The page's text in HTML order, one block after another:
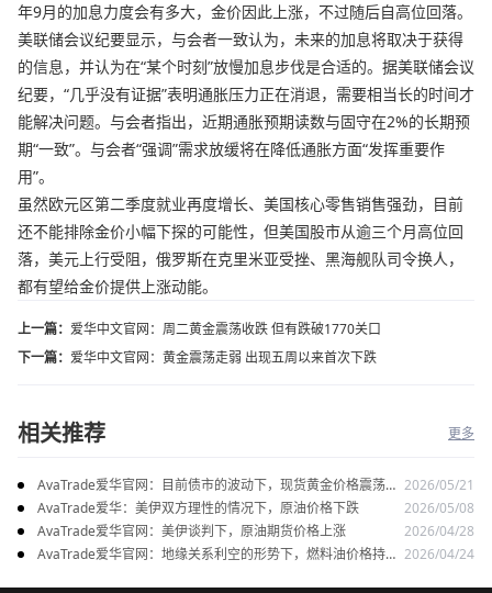
年9月的加息力度会有多大，金价因此上涨，不过随后自高位回落。
美联储会议纪要显示，与会者一致认为，未来的加息将取决于获得
的信息，并认为在“某个时刻”放慢加息步伐是合适的。据美联储会议
纪要，“几乎没有证据”表明通胀压力正在消退，需要相当长的时间才
能解决问题。与会者指出，近期通胀预期读数与固守在2%的长期预
期“一致”。与会者“强调”需求放缓将在降低通胀方面“发挥重要作
用”。
虽然欧元区第二季度就业再度增长、美国核心零售销售强劲，目前
还不能排除金价小幅下探的可能性，但美国股市从逾三个月高位回
落，美元上行受阻，俄罗斯在克里米亚受挫、黑海舰队司令换人，
都有望给金价提供上涨动能。
上一篇： 爱华中文官网：周二黄金震荡收跌 但有跌破1770关口
下一篇： 爱华中文官网：黄金震荡走弱 出现五周以来首次下跌
相关推荐 更多
AvaTrade爱华官网：目前债市的波动下，现货黄金价格震荡走
势
2026/05/21
AvaTrade爱华：美伊双方理性的情况下，原油价格下跌
2026/05/08
AvaTrade爱华官网：美伊谈判下，原油期货价格上涨
2026/04/28
AvaTrade爱华官网：地缘关系利空的形势下，燃料油价格持续 2026/04/24